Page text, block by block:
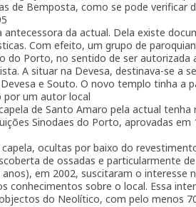
de Bemposta, como se pode verificar
da actual. Dela existe
Com efeito, um grupo de
do Porto, no sentido de ser autorizada
A situar na Devesa, destinava-se a
e Souto. O novo templo tinha a
um autor local
de Santo Amaro pela actual tenha
Sinodaes do Porto, aprovadas em
ocultas por baixo do
de ossadas e particularmente
em 2002, suscitaram o interesse
conhecimentos sobre o local. Essa
do Neolítico, com pelo menos